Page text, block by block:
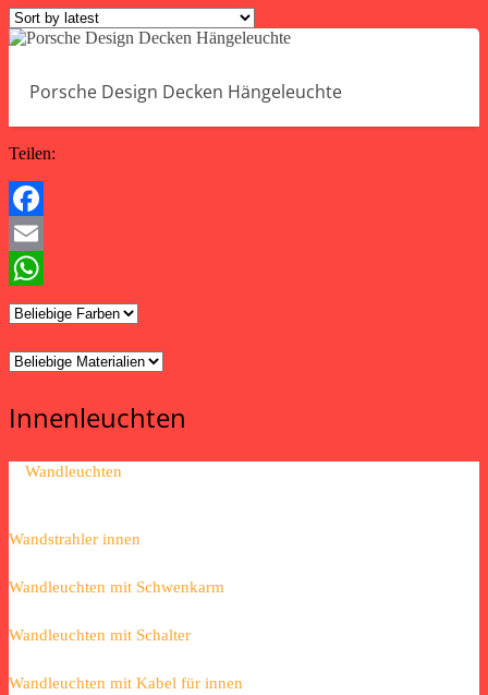
Porsche Design Decken Hängeleuchte
Teilen:
Facebook
Email
WhatsApp
Innenleuchten
Wandleuchten
Wandstrahler innen
Wandleuchten mit Schwenkarm
Wandleuchten mit Schalter
Wandleuchten mit Kabel für innen